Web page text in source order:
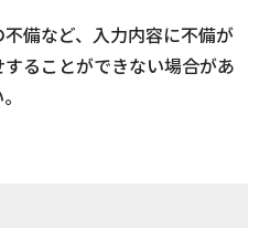
備など、入力内容に不備が
ることができない場合があ